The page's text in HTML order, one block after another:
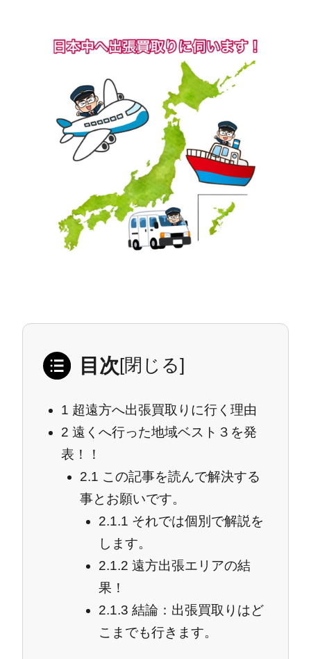
目次[閉じる]
1 超遠方へ出張買取りに行く理由
2 遠くへ行った地域ベスト３を発
表！！
2.1 この記事を読んで解決する
事とお願いです。
2.1.1 それでは個別で解説を
します。
2.1.2 遠方出張エリアの結
果！
2.1.3 結論：出張買取りはど
こまでも行きます。